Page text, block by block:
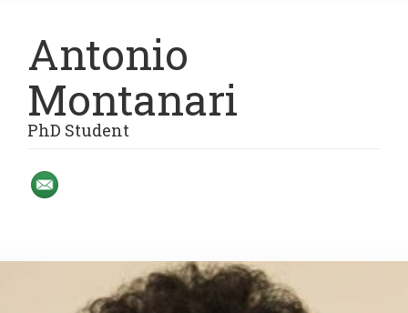
Antonio
Montanari
PhD Student